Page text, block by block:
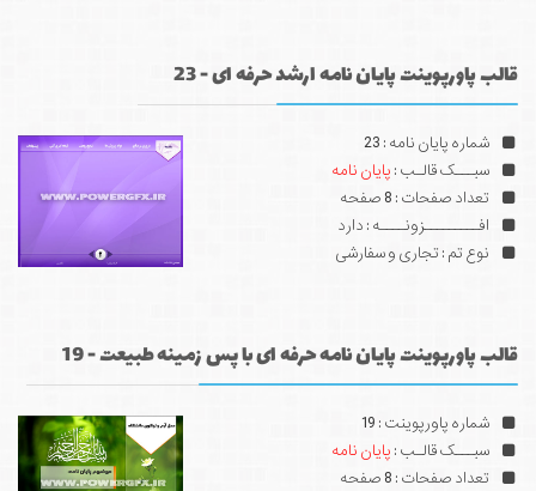
قالب پاورپوینت پایان نامه ارشد حرفه ای - 23
شماره پایان نامه : 23
سبـــک قالـب : پایان نامه
تعداد صفحات : 8 صفحه
افـــــــــزونــــه : دارد
نوع تم : تجاری و سفارشی
قالب پاورپوینت پایان نامه حرفه ای با پس زمینه طبیعت - 19
شماره پاورپوینت : 19
سبـــک قالـب : پایان نامه
تعداد صفحات : 8 صفحه